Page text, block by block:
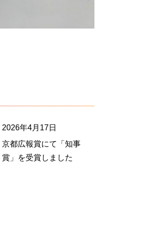
2026年4月17日
京都広報賞にて「知事
賞」を受賞しました